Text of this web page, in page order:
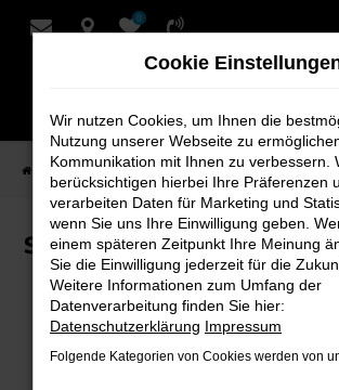
Zum
0
Startseite News So verlängert sich die
So verlängert sich die
eines Autos
Einfache Maßnahmen für
Cookie
Wir nutzen Cookies, um Ihnen die
Nutzung unserer Webseite zu
Kommunikation mit Ihnen zu verbessern.
berücksichtigen hierbei Ihre Präferenzen
verarbeiten Daten für Marketing und
wenn Sie uns Ihre Einwilligung geben.
einem späteren Zeitpunkt Ihre Meinung
Sie die Einwilligung jederzeit für die
Weitere Informationen zum Umfang der
Datenverarbeitung finden Sie hier:
Datenschutzerklärung Impressum
Folgende Kategorien von Cookies werden von